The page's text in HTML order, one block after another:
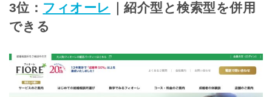
3位： フィオーレ
｜紹介型と検索型を併用
できる